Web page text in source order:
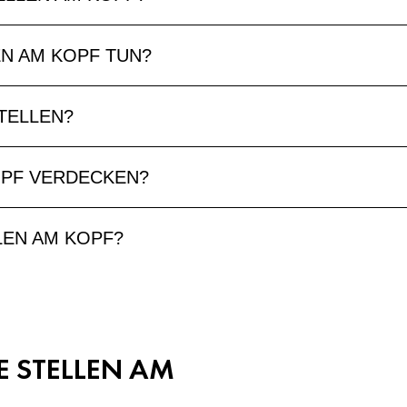
AM KOPF TUN?
VERDECKEN?
AM KOPF?
STELLEN AM